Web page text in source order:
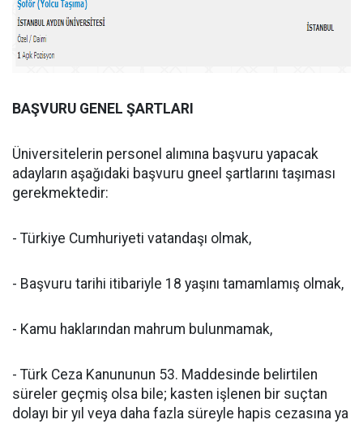
BAŞVURU GENEL ŞARTLARI
Üniversitelerin personel alımına başvuru yapacak
adayların aşağıdaki başvuru gneel şartlarını taşıması
gerekmektedir:
- Türkiye Cumhuriyeti vatandaşı olmak,
- Başvuru tarihi itibariyle 18 yaşını tamamlamış olmak,
- Kamu haklarından mahrum bulunmamak,
- Türk Ceza Kanununun 53. Maddesinde belirtilen
süreler geçmiş olsa bile; kasten işlenen bir suçtan
dolayı bir yıl veya daha fazla süreyle hapis cezasına ya